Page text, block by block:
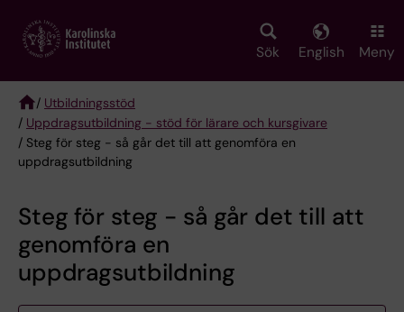
main
Sök English Meny
Breadcrumb
/ Utbildningsstöd
/ Uppdragsutbildning - stöd för lärare och kursgivare
/ Steg för steg - så går det till att genomföra en
uppdragsutbildning
Steg för steg - så går det till att
genomföra en
uppdragsutbildning